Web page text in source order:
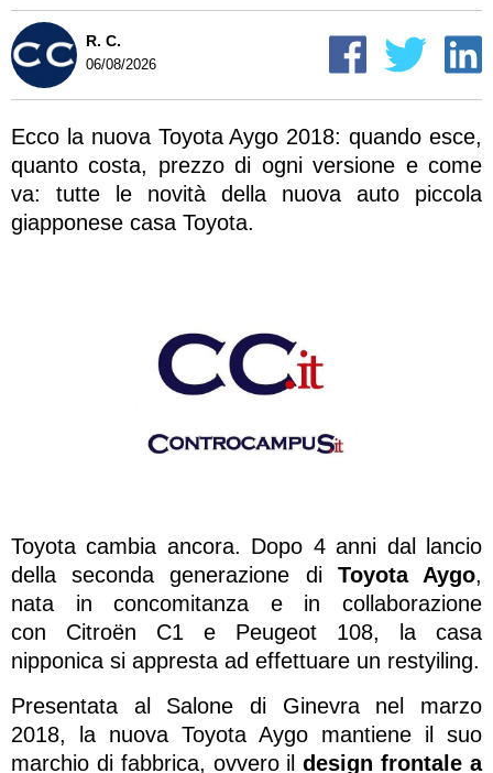
R. C.
06/08/2026
Ecco la nuova Toyota Aygo 2018: quando esce,
quanto costa, prezzo di ogni versione e come
va: tutte le novità della nuova auto piccola
giapponese casa Toyota.
Toyota cambia ancora. Dopo 4 anni dal lancio
della seconda generazione di Toyota Aygo,
nata in concomitanza e in collaborazione
con Citroën C1 e Peugeot 108, la casa
nipponica si appresta ad effettuare un restyiling.
Presentata al Salone di Ginevra nel marzo
2018, la nuova Toyota Aygo mantiene il suo
marchio di fabbrica, ovvero ildesign frontale a